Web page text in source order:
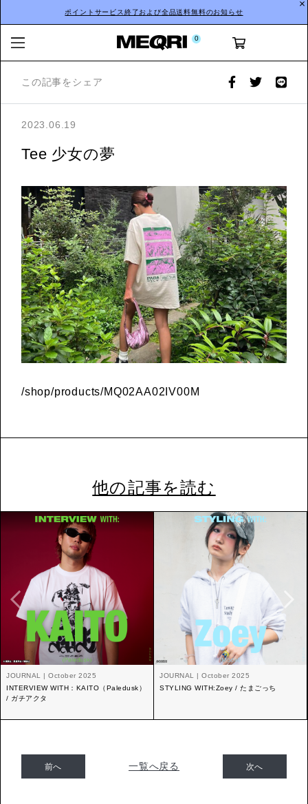
ポイントサービス終了および全品送料無料のお知らせ
0
2023.06.19
この記事をシェア
Tee 少女の夢
/shop/products/MQ02AA02IV00M
他の記事を読む
JOURNAL | October 2025
INTERVIEW WITH：KAITO（Paledusk）
/ ガチアクタ
JOURNAL | October 2025
STYLING WITH:Zoey / たまごっち
前へ 一覧へ戻る 次へ